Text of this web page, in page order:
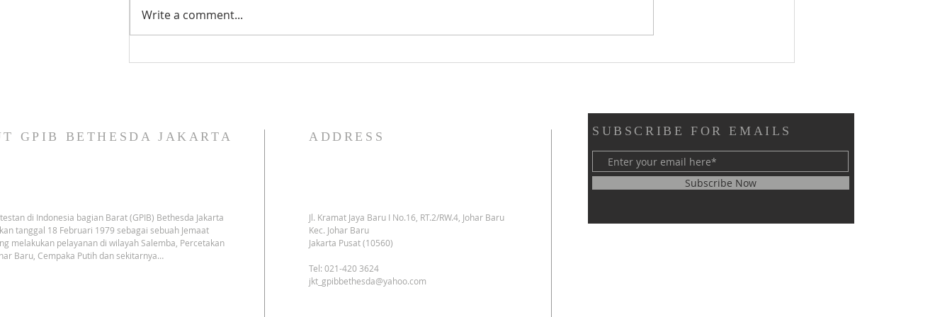
Pentakosta Bulan GERMASA
GPIB 2026 - GPIB Bethesda (09
👇 👇
YAPENDIK GPIB - GPIB Bethesda
Write a comment...
GPIB BETHESDA JAKARTA
di Indonesia bagian Barat (GPIB) Bethesda Jakarta
tanggal 18 Februari 1979 sebagai sebuah Jemaat
melakukan pelayanan di wilayah Salemba, Percetakan
Baru, Cempaka Putih dan sekitarnya…
ADDRESS
Jl. Kramat Jaya Baru I No.16, RT.2/RW.4, Johar Baru
Kec. Johar Baru
Jakarta Pusat (10560)
Tel: 021-420 3624
jkt_gpibbethesda@yahoo.com
SUBSCRIBE FOR EMAILS
Subscribe Now